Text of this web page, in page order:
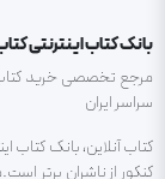
بانک کتاب اینترنتی
مرجع تخصصی خرید کتاب
سراسر ایران
کتاب آنلاین، بانک
کنکور از ناشران برتر